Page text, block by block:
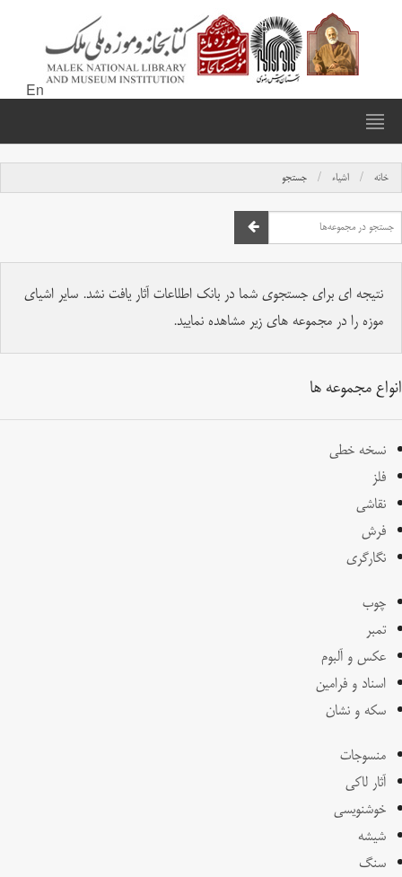
En
خانه اشیاء جستجو
نتیجه ای برای جستجوی شما در بانک اطلاعات آثار یافت نشد. سایر اشیای
موزه را در مجموعه های زیر مشاهده نمایید.
انواع مجموعه ها
نسخه خطی
فلز
نقاشی
فرش
نگارگری
چوب
تمبر
عکس و آلبوم
اسناد و فرامین
سکه و نشان
منسوجات
آثار لاکی
خوشنویسی
شیشه
سنگ